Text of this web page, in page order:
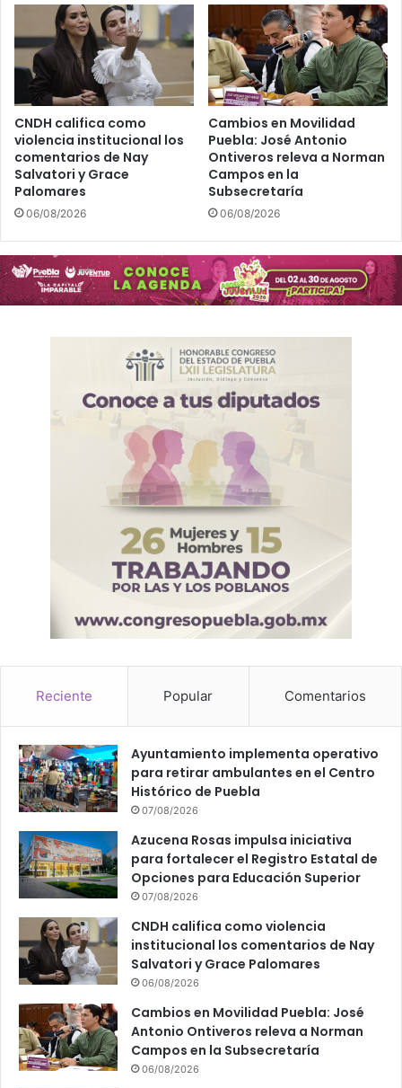
CNDH califica como
violencia institucional los
comentarios de Nay
Salvatori y Grace
Palomares
06/08/2026
Cambios en Movilidad
Puebla: José Antonio
Ontiveros releva a Norman
Campos en la
Subsecretaría
06/08/2026
Reciente Popular Comentarios
Ayuntamiento implementa operativo
para retirar ambulantes en el Centro
Histórico de Puebla
07/08/2026
Azucena Rosas impulsa iniciativa
para fortalecer el Registro Estatal de
Opciones para Educación Superior
07/08/2026
CNDH califica como violencia
institucional los comentarios de Nay
Salvatori y Grace Palomares
06/08/2026
Cambios en Movilidad Puebla: José
Antonio Ontiveros releva a Norman
Campos en la Subsecretaría
06/08/2026